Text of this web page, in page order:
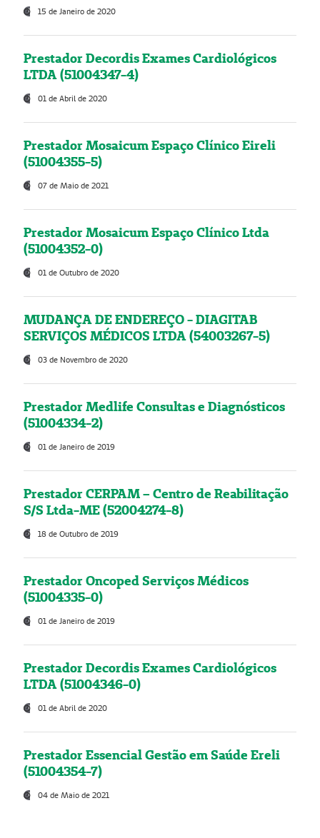
15 de Janeiro de 2020
Prestador Decordis Exames Cardiológicos
LTDA (51004347-4)
01 de Abril de 2020
Prestador Mosaicum Espaço Clínico Eireli
(51004355-5)
07 de Maio de 2021
Prestador Mosaicum Espaço Clínico Ltda
(51004352-0)
01 de Outubro de 2020
MUDANÇA DE ENDEREÇO - DIAGITAB
SERVIÇOS MÉDICOS LTDA (54003267-5)
03 de Novembro de 2020
Prestador Medlife Consultas e Diagnósticos
(51004334-2)
01 de Janeiro de 2019
Prestador CERPAM – Centro de Reabilitação
S/S Ltda-ME (52004274-8)
18 de Outubro de 2019
Prestador Oncoped Serviços Médicos
(51004335-0)
01 de Janeiro de 2019
Prestador Decordis Exames Cardiológicos
LTDA (51004346-0)
01 de Abril de 2020
Prestador Essencial Gestão em Saúde Ereli
(51004354-7)
04 de Maio de 2021